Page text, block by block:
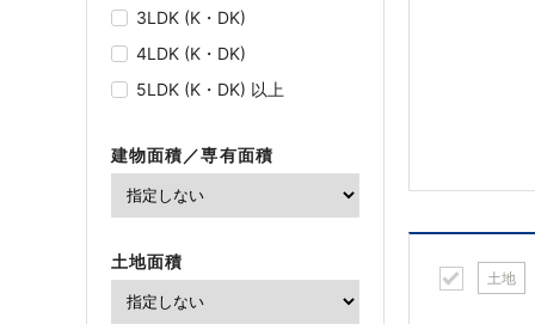
3LDK (K・DK)
4LDK (K・DK)
5LDK (K・DK) 以上
建物面積／専有面積
土地面積
土地